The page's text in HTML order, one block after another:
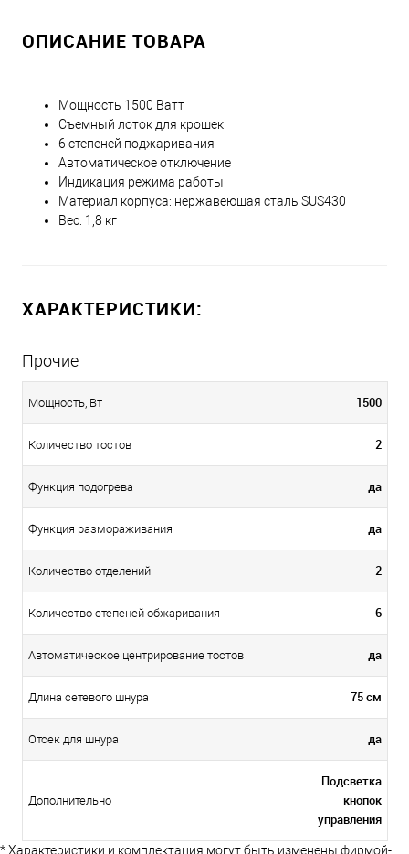
ОПИСАНИЕ ТОВАРА
Мощность 1500 Ватт
Съемный лоток для крошек
6 степеней поджаривания
Автоматическое отключение
Индикация режима работы
Материал корпуса: нержавеющая сталь SUS430
Вес: 1,8 кг
ХАРАКТЕРИСТИКИ:
Прочие
Мощность, Вт 1500
Количество тостов 2
Функция подогрева да
Функция размораживания да
Количество отделений 2
Количество степеней обжаривания 6
Автоматическое центрирование тостов да
Длина сетевого шнура 75 см
Отсек для шнура да
Дополнительно
Подсветка
кнопок
управления
* Характеристики и комплектация могут быть изменены фирмой-